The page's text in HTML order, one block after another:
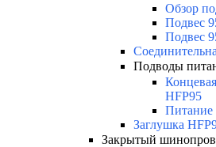
Обзор
Подвес
Подвес
Подводы
HFP95
Питание
Заглушка
Закрытый